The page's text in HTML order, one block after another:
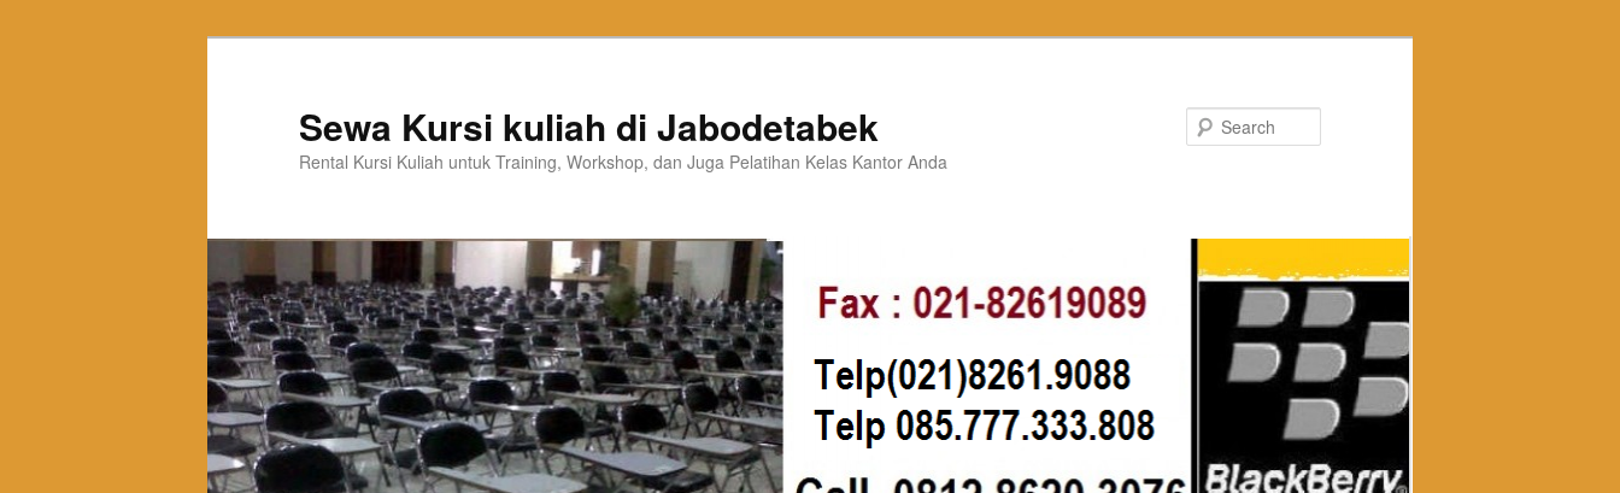
Sewa Kursi kuliah di Jabodetabek
Rental Kursi Kuliah untuk Training, Workshop, dan Juga Pelatihan Kelas Kantor Anda